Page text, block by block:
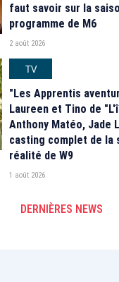
faut savoir sur la
programme de M6
2 août 2026
TV
"Les Apprentis
Laureen et Tino de
Anthony Matéo, Jade
casting complet de la
réalité de W9
1 août 2026
DERNIÈRES NEWS